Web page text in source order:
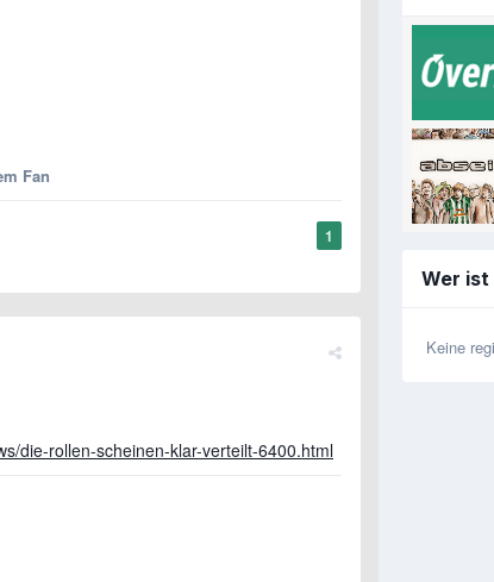
Fan
1
die-rollen-scheinen-klar-verteilt-6400.html
Wer ist
Keine